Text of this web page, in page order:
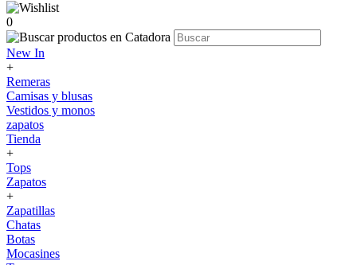
0
New In
+
Remeras
Camisas y blusas
Vestidos y monos
zapatos
Tienda
+
Tops
Zapatos
+
Zapatillas
Chatas
Botas
Mocasines